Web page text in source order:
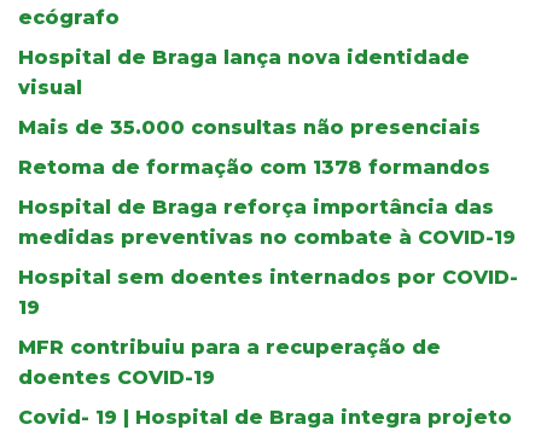
ecógrafo
Hospital de Braga lança nova identidade
visual
Mais de 35.000 consultas não presenciais
Retoma de formação com 1378 formandos
Hospital de Braga reforça importância das
medidas preventivas no combate à COVID-19
Hospital sem doentes internados por COVID-
19
MFR contribuiu para a recuperação de
doentes COVID-19
Covid- 19 | Hospital de Braga integra projeto